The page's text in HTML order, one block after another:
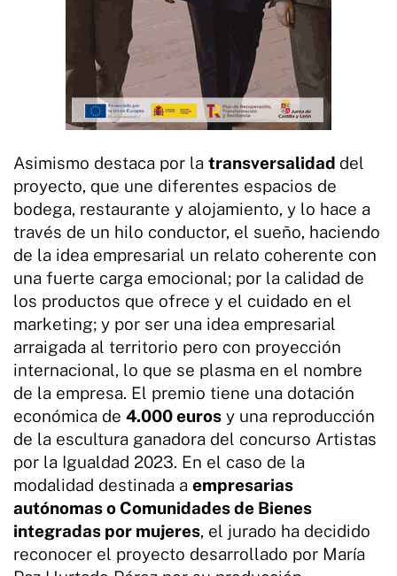
Asimismo destaca por la transversalidad del
proyecto, que une diferentes espacios de
bodega, restaurante y alojamiento, y lo hace a
través de un hilo conductor, el sueño, haciendo
de la idea empresarial un relato coherente con
una fuerte carga emocional; por la calidad de
los productos que ofrece y el cuidado en el
marketing; y por ser una idea empresarial
arraigada al territorio pero con proyección
internacional, lo que se plasma en el nombre
de la empresa. El premio tiene una dotación
económica de 4.000 euros y una reproducción
de la escultura ganadora del concurso Artistas
por la Igualdad 2023. En el caso de la
modalidad destinada a empresarias
autónomas o Comunidades de Bienes
integradas por mujeres, el jurado ha decidido
reconocer el proyecto desarrollado por María